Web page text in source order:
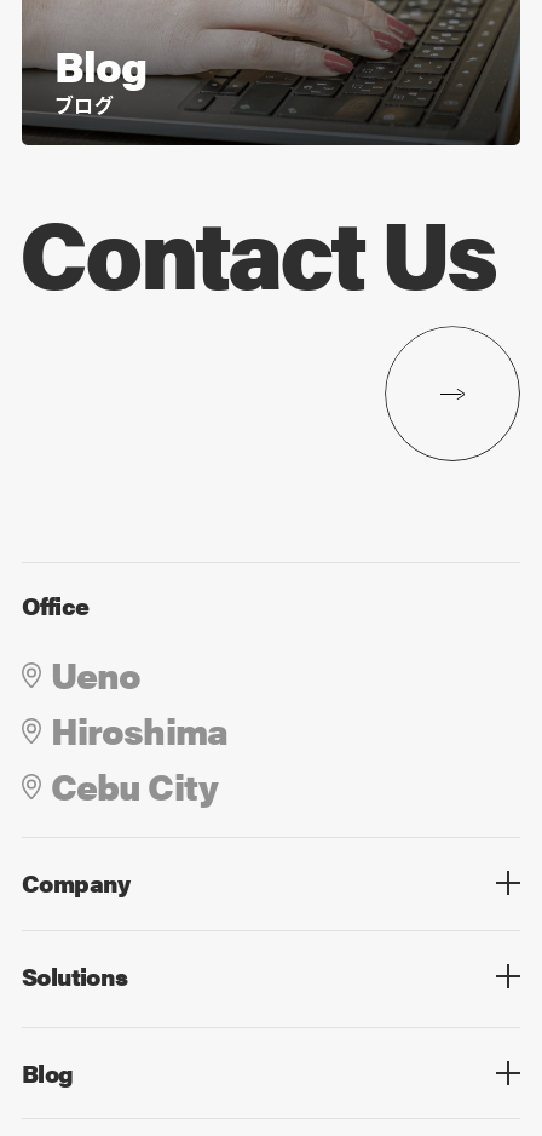
Blog
ブログ
Contact Us
Office
Ueno
Hiroshima
Cebu City
Company
Solutions
Blog